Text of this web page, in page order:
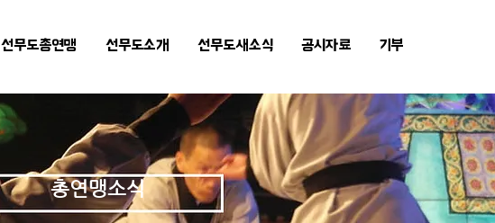
선무도총연맹 선무도소개 선무도새소식 공시자료 기부
총연맹소식